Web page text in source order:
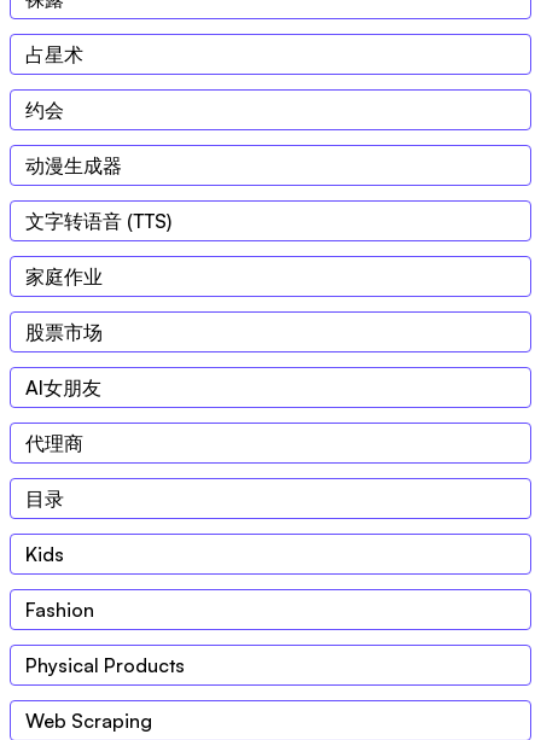
占星术
约会
动漫生成器
文字转语音 (TTS)
家庭作业
股票市场
AI女朋友
代理商
目录
Kids
Fashion
Physical Products
Web Scraping